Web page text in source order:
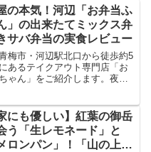
の本気！河辺「お弁当ふ
」の出来たてミックス弁
サバ弁当の実食レビュー
梅市・河辺駅北口から徒歩約5
あるテイクアウト専門店「お
ゃん」をご紹介します。夜は
を提供しているということで、
な味わいに期...
にも優しい】紅葉の御岳
う「生レモネード」と
ロンパン」！「山の上レ